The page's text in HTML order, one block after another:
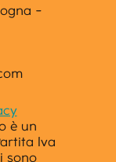
-
è un
Iva
sono